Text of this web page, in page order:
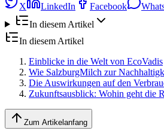
X LinkedIn Facebook
In diesem Artikel
In diesem Artikel
Einblicke in die Welt von EcoVadis
Wie SalzburgMilch zur
Die Auswirkungen auf den
Zukunftsausblick: Wohin geht die
Zum Artikelanfang